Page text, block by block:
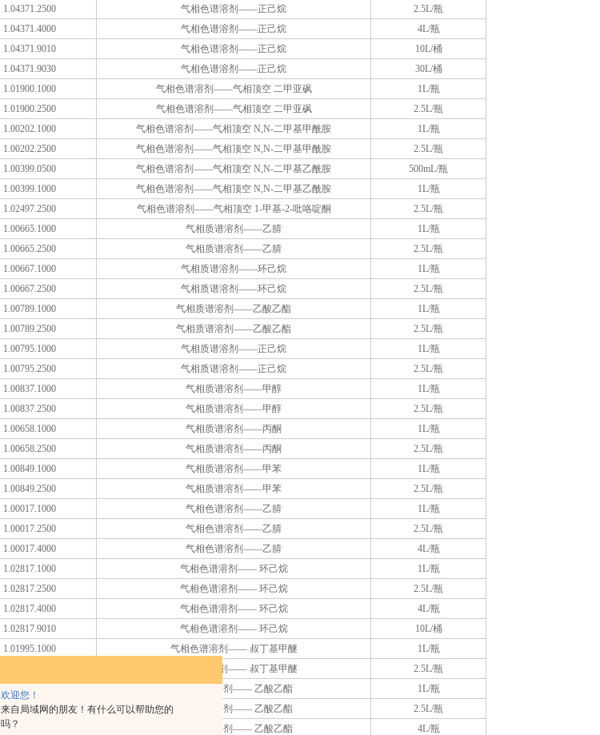
欢迎您！
来自局域网的朋友！有什么可以帮助您的
吗？
1.04371.2500 气相色谱溶剂——正己烷
2.5L/瓶
1.04371.4000 气相色谱溶剂——正己烷
4L/瓶
1.04371.9010 气相色谱溶剂——正己烷
10L/桶
1.04371.9030 气相色谱溶剂——正己烷
30L/桶
1.01900.1000 气相色谱溶剂——气相顶空 二甲亚砜
1L/瓶
1.01900.2500 气相色谱溶剂——气相顶空 二甲亚砜
2.5L/瓶
1.00202.1000 气相色谱溶剂——气相顶空 N,N-二甲基甲酰胺
1L/瓶
1.00202.2500 气相色谱溶剂——气相顶空 N,N-二甲基甲酰胺
2.5L/瓶
1.00399.0500 气相色谱溶剂——气相顶空 N,N-二甲基乙酰胺
500mL/瓶
1.00399.1000 气相色谱溶剂——气相顶空 N,N-二甲基乙酰胺
1L/瓶
1.02497.2500 气相色谱溶剂——气相顶空 1-甲基-2-吡咯啶酮
2.5L/瓶
1.00665.1000 气相质谱溶剂——乙腈
1L/瓶
1.00665.2500 气相质谱溶剂——乙腈
2.5L/瓶
1.00667.1000 气相质谱溶剂——环己烷
1L/瓶
1.00667.2500 气相质谱溶剂——环己烷
2.5L/瓶
1.00789.1000 气相质谱溶剂——乙酸乙酯
1L/瓶
1.00789.2500 气相质谱溶剂——乙酸乙酯
2.5L/瓶
1.00795.1000 气相质谱溶剂——正己烷
1L/瓶
1.00795.2500 气相质谱溶剂——正己烷
2.5L/瓶
1.00837.1000 气相质谱溶剂——甲醇
1L/瓶
1.00837.2500 气相质谱溶剂——甲醇
2.5L/瓶
1.00658.1000 气相质谱溶剂——丙酮
1L/瓶
1.00658.2500 气相质谱溶剂——丙酮
2.5L/瓶
1.00849.1000 气相质谱溶剂——甲苯
1L/瓶
1.00849.2500 气相质谱溶剂——甲苯
2.5L/瓶
1.00017.1000 气相色谱溶剂——乙腈
1L/瓶
1.00017.2500 气相色谱溶剂——乙腈
2.5L/瓶
1.00017.4000 气相色谱溶剂——乙腈
4L/瓶
1.02817.1000 气相色谱溶剂—— 环己烷
1L/瓶
1.02817.2500 气相色谱溶剂—— 环己烷
2.5L/瓶
1.02817.4000 气相色谱溶剂—— 环己烷
4L/瓶
1.02817.9010 气相色谱溶剂—— 环己烷
10L/桶
1.01995.1000 气相色谱溶剂—— 叔丁基甲醚
1L/瓶
气相色谱溶剂—— 叔丁基甲醚
2.5L/瓶
1.10972.1000 气相色谱溶剂—— 乙酸乙酯
1L/瓶
1.10972.2500 气相色谱溶剂—— 乙酸乙酯
2.5L/瓶
1.10972.4000 气相色谱溶剂—— 乙酸乙酯
4L/瓶